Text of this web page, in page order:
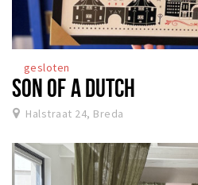
gesloten
SON OF A DUTCH
Halstraat 24, Breda